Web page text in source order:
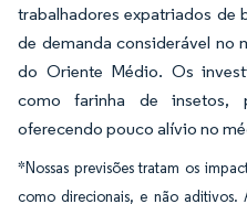
trabalhadores expatriados de
de demanda considerável no
do Oriente Médio. Os
como farinha de insetos,
oferecendo pouco alívio no
*Nossas previsões tratam os
como direcionais, e não aditivos.